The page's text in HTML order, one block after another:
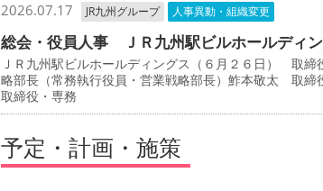
2026.07.17 JR九州グループ 人事異動・組織変更
総会・役員人事 ＪＲ九州駅ビルホールディ
ＪＲ九州駅ビルホールディングス（６月２６日） 取締
略部長（常務執行役員・営業戦略部長）鮓本敬太 取
取締役・専務
予定・計画・施策